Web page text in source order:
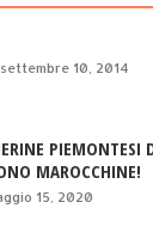
10, 2014
PIEMONTESI
MAROCCHINE!
15, 2020